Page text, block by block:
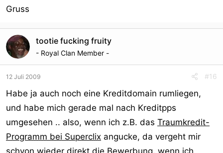
Gruss
tootie fucking fruity
- Royal Clan Member -
12 Juli 2009 #16
Habe ja auch noch eine Kreditdomain rumliegen,
und habe mich gerade mal nach Kreditpps
umgesehen .. also, wenn ich z.B. das Traumkredit-
Programm bei Superclix angucke, da vergeht mir
schvon wieder direkt die Bewerbung, wenn ich